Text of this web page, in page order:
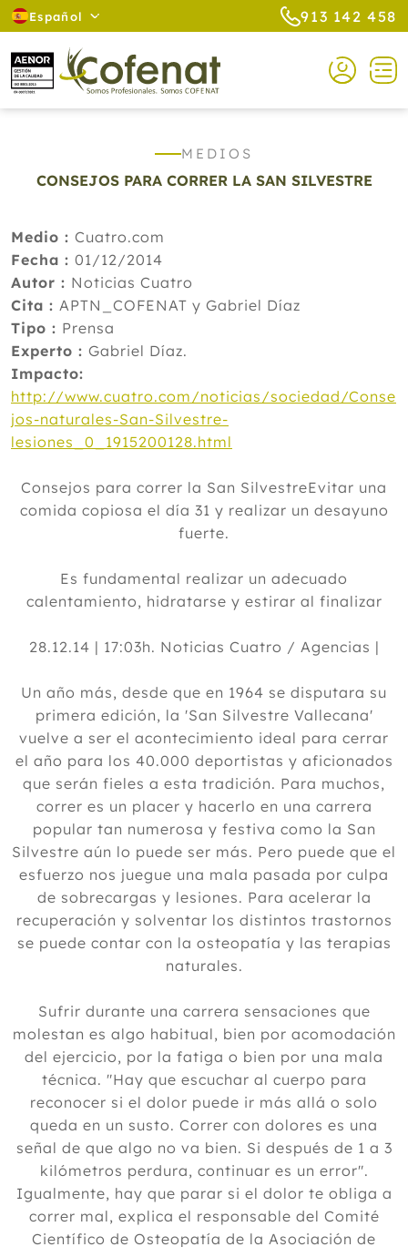
Español 913 142 458
MEDIOS
CONSEJOS PARA CORRER LA SAN SILVESTRE
Medio : Cuatro.com
Fecha : 01/12/2014
Autor : Noticias Cuatro
Cita : APTN_COFENAT y Gabriel Díaz
Tipo : Prensa
Experto : Gabriel Díaz.
Impacto:
http://www.cuatro.com/noticias/sociedad/Conse
jos-naturales-San-Silvestre-
lesiones_0_1915200128.html
Consejos para correr la San SilvestreEvitar una
comida copiosa el día 31 y realizar un desayuno
fuerte.
Es fundamental realizar un adecuado
calentamiento, hidratarse y estirar al finalizar
28.12.14 | 17:03h. Noticias Cuatro / Agencias |
Un año más, desde que en 1964 se disputara su
primera edición, la 'San Silvestre Vallecana'
vuelve a ser el acontecimiento ideal para cerrar
el año para los 40.000 deportistas y aficionados
que serán fieles a esta tradición. Para muchos,
correr es un placer y hacerlo en una carrera
popular tan numerosa y festiva como la San
Silvestre aún lo puede ser más. Pero puede que el
esfuerzo nos juegue una mala pasada por culpa
de sobrecargas y lesiones. Para acelerar la
recuperación y solventar los distintos trastornos
se puede contar con la osteopatía y las terapias
naturales.
Sufrir durante una carrera sensaciones que
molestan es algo habitual, bien por acomodación
del ejercicio, por la fatiga o bien por una mala
técnica. "Hay que escuchar al cuerpo para
reconocer si el dolor puede ir más allá o solo
queda en un susto. Correr con dolores es una
señal de que algo no va bien. Si después de 1 a 3
kilómetros perdura, continuar es un error".
Igualmente, hay que parar si el dolor te obliga a
correr mal, explica el responsable del Comité
Científico de Osteopatía de la Asociación de